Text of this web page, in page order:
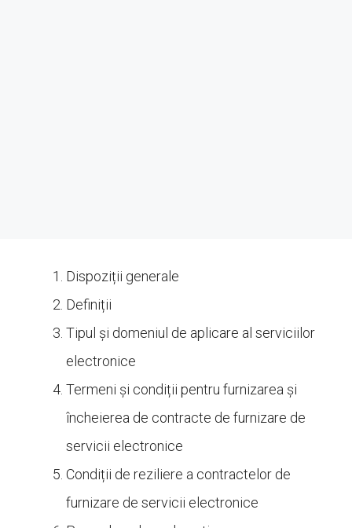
Dispoziții generale
Definiții
Tipul și domeniul de aplicare al serviciilor
electronice
Termeni și condiții pentru furnizarea și
încheierea de contracte de furnizare de
servicii electronice
Condiții de reziliere a contractelor de
furnizare de servicii electronice